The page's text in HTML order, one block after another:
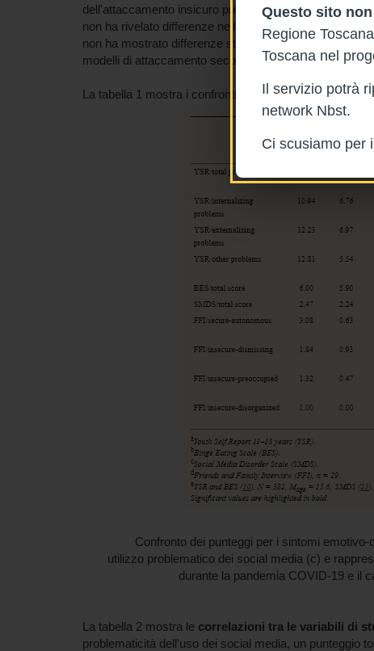
Questo sito
Regione
Toscana nel
Il servizio potrà
network Nbst.
Ci scusiamo per
dell'attaccamento insicuro preoccupato o
non ha rivelato differenze nella distribuzione
non ha mostrato differenze statisticamente
modelli di attaccamento secondo la scala FFI.
La tabella 1 mostra i confronti tra adolescenti nel
Confronto dei punteggi per i sintomi
utilizzo problematico dei social media (c) e
durante la pandemia COVID-19 e il
La tabella 2 mostra le correlazioni tra le variabili di
problematicità dell'uso dei social media, un punteggio